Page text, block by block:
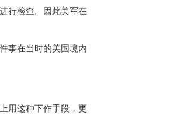
行检查。因此美军在
事在当时的美国境内
用这种下作手段，更